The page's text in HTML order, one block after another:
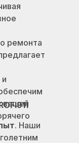
ремонта
вашей
. Наши